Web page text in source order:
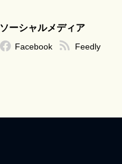
ソーシャルメディア
Facebook Feedly